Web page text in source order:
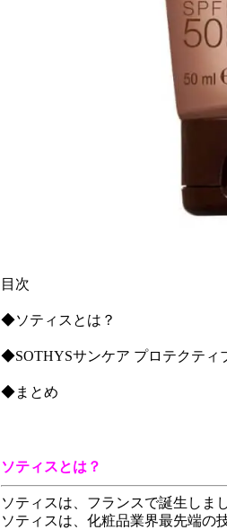
目次
◆ソティスとは？
◆SOTHYSサンケア プロテクティ
◆まとめ
ソティスとは？
ソティスは、フランスで誕生しまし
ソティスは、化粧品業界最先端の